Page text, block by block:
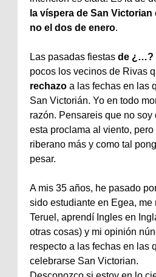
la víspera de San Victorian
no el dos de enero.
Las pasadas fiestas de ¿…?
pocos los vecinos de Rivas
rechazo a las fechas en las
San Victorián. Yo en todo
razón. Pensareis que no
esta proclama al viento,
riberano más y como tal
pesar.
A mis 35 años, he pasado
sido estudiante en Egea, me
Teruel, aprendí Ingles en
otras cosas) y mi opinión
respecto a las fechas en las
celebrarse San Victorian.